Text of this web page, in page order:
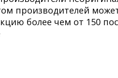
производителей
более чем от 150